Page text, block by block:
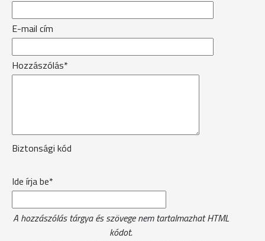
E-mail cím
Hozzászólás*
Biztonsági kód
Ide írja be*
A hozzászólás tárgya és szövege nem tartalmazhat HTML
kódot.